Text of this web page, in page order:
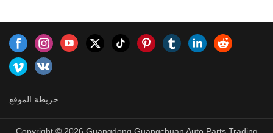
خريطة الموقع